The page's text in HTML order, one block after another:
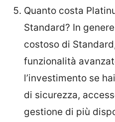
Quanto costa
Standard? In
costoso di
funzionalità
l’investimento se
di sicurezza,
gestione di più